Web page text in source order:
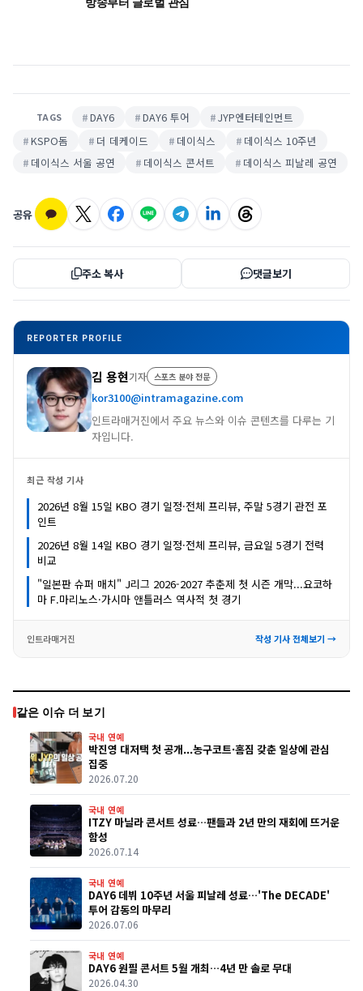
방송부터 글로벌 관심
TAGS DAY6 DAY6 투어
JYP엔터테인먼트
KSPO돔
더 데케이드 데이식스
데이식스 10주년
데이식스 서울 공연
데이식스 콘서트 데이식스 피날레 공연
공유
주소 복사 댓글보기
REPORTER PROFILE
김 용현기자 스포츠 분야 전문
kor3100@intramagazine.com
인트라매거진에서 주요 뉴스와 이슈 콘텐츠를 다루는 기
자입니다.
최근 작성 기사
2026년 8월 15일 KBO 경기 일정·전체 프리뷰, 주말 5경기 관전 포
인트
2026년 8월 14일 KBO 경기 일정·전체 프리뷰, 금요일 5경기 전력
비교
"일본판 슈퍼 매치" J리그 2026-2027 추춘제 첫 시즌 개막...요코하
마 F.마리노스·가시마 앤틀러스 역사적 첫 경기
인트라매거진 작성 기사 전체보기 →
같은 이슈 더 보기
국내 연예
박진영 대저택 첫 공개...농구코트·홈짐 갖춘 일상에 관심
집중
2026.07.20
국내 연예
ITZY 마닐라 콘서트 성료…팬들과 2년 만의 재회에 뜨거운
함성
2026.07.14
국내 연예
DAY6 데뷔 10주년 서울 피날레 성료…'The DECADE'
투어 감동의 마무리
2026.07.06
국내 연예
DAY6 원필 콘서트 5월 개최…4년 만 솔로 무대
2026.04.30